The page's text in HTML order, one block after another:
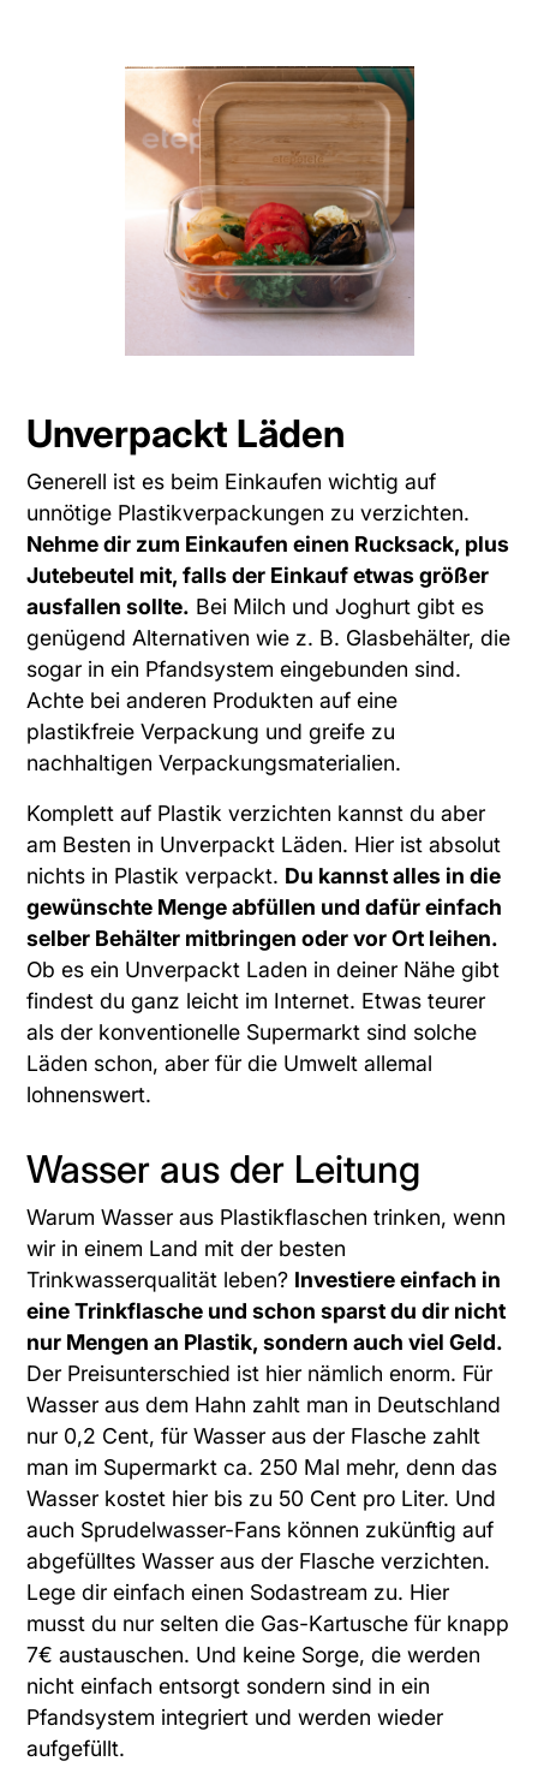
Unverpackt Läden
Generell ist es beim Einkaufen wichtig auf
unnötige Plastikverpackungen zu verzichten.
Nehme dir zum Einkaufen einen Rucksack, plus
Jutebeutel mit, falls der Einkauf etwas größer
ausfallen sollte. Bei Milch und Joghurt gibt es
genügend Alternativen wie z. B. Glasbehälter, die
sogar in ein Pfandsystem eingebunden sind.
Achte bei anderen Produkten auf eine
plastikfreie Verpackung und greife zu
nachhaltigen Verpackungsmaterialien.
Komplett auf Plastik verzichten kannst du aber
am Besten in Unverpackt Läden. Hier ist absolut
nichts in Plastik verpackt. Du kannst alles in die
gewünschte Menge abfüllen und dafür einfach
selber Behälter mitbringen oder vor Ort leihen.
Ob es ein Unverpackt Laden in deiner Nähe gibt
findest du ganz leicht im Internet. Etwas teurer
als der konventionelle Supermarkt sind solche
Läden schon, aber für die Umwelt allemal
lohnenswert.
Wasser aus der Leitung
Warum Wasser aus Plastikflaschen trinken, wenn
wir in einem Land mit der besten
Trinkwasserqualität leben? Investiere einfach in
eine Trinkflasche und schon sparst du dir nicht
nur Mengen an Plastik, sondern auch viel Geld.
Der Preisunterschied ist hier nämlich enorm. Für
Wasser aus dem Hahn zahlt man in Deutschland
nur 0,2 Cent, für Wasser aus der Flasche zahlt
man im Supermarkt ca. 250 Mal mehr, denn das
Wasser kostet hier bis zu 50 Cent pro Liter. Und
auch Sprudelwasser-Fans können zukünftig auf
abgefülltes Wasser aus der Flasche verzichten.
Lege dir einfach einen Sodastream zu. Hier
musst du nur selten die Gas-Kartusche für knapp
7€ austauschen. Und keine Sorge, die werden
nicht einfach entsorgt sondern sind in ein
Pfandsystem integriert und werden wieder
aufgefüllt.